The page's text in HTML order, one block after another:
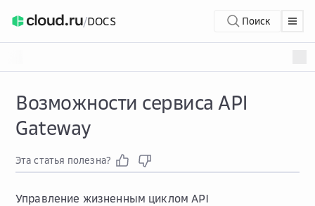
/DOCS Поиск
Возможности сервиса API
Gateway
Эта статья полезна?
Управление жизненным циклом API